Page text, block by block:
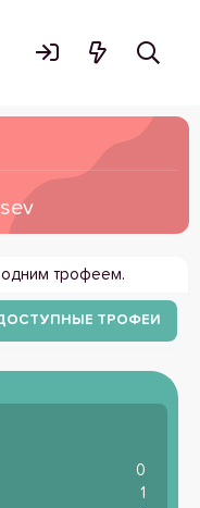
одним трофеем.
ТРОФЕИ
0
1